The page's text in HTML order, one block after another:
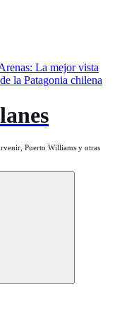
La mejor vista
la Patagonia chilena
Puerto Williams y otras